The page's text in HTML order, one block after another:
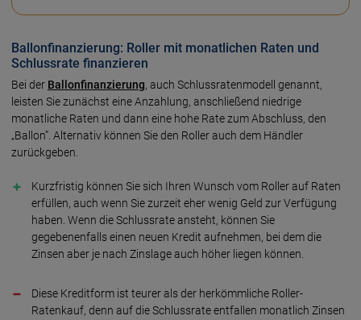
Ballonfinanzierung: Roller mit monatlichen Raten und
Schlussrate finanzieren
Bei der Ballonfinanzierung, auch Schlussratenmodell genannt,
leisten Sie zunächst eine Anzahlung, anschließend niedrige
monatliche Raten und dann eine hohe Rate zum Abschluss, den
„Ballon”. Alternativ können Sie den Roller auch dem Händler
zurückgeben.
Kurzfristig können Sie sich Ihren Wunsch vom Roller auf Raten
erfüllen, auch wenn Sie zurzeit eher wenig Geld zur Verfügung
haben. Wenn die Schlussrate ansteht, können Sie
gegebenenfalls einen neuen Kredit aufnehmen, bei dem die
Zinsen aber je nach Zinslage auch höher liegen können.
Diese Kreditform ist teurer als der herkömmliche Roller-
Ratenkauf, denn auf die Schlussrate entfallen monatlich Zinsen